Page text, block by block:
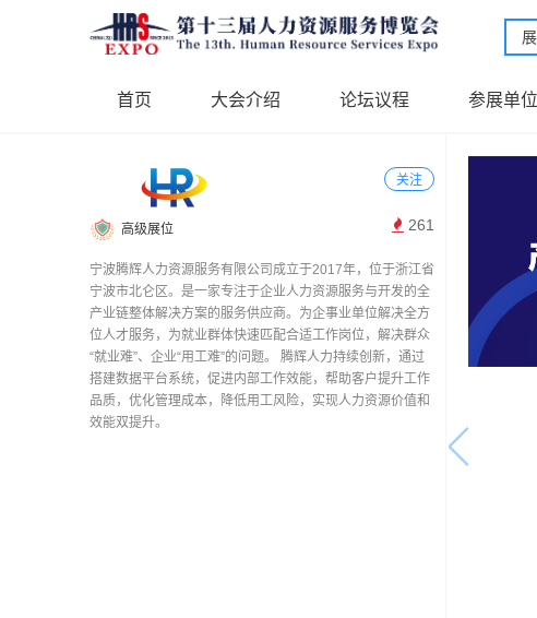
首页 大会介绍 论坛议程 参展单位
关注
高级展位 261
宁波腾辉人力资源服务有限公司成立于2017年，位于浙江省
宁波市北仑区。是一家专注于企业人力资源服务与开发的全
产业链整体解决方案的服务供应商。为企事业单位解决全方
位人才服务，为就业群体快速匹配合适工作岗位，解决群众
“就业难”、企业“用工难”的问题。 腾辉人力持续创新，通过
搭建数据平台系统，促进内部工作效能，帮助客户提升工作
品质，优化管理成本，降低用工风险，实现人力资源价值和
效能双提升。